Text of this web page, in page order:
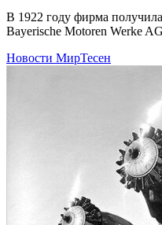
В 1922 году фирма
Bayerische Motoren Werke
Новости МирТесен